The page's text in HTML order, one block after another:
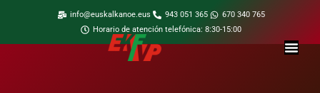
info@euskalkanoe.eus 943 051 365
670 340 765
Horario de atención telefónica: 8:30-15:00